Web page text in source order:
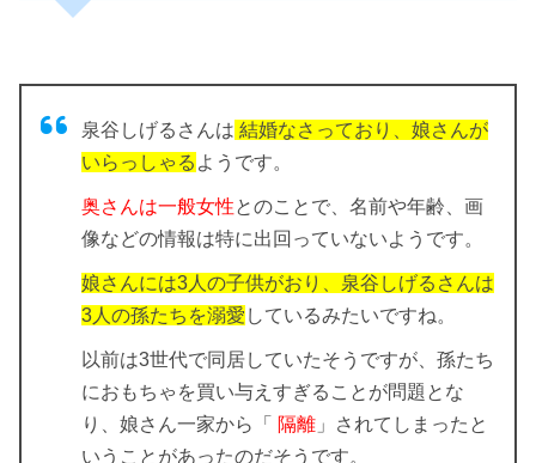
泉谷しげるさんは 結婚なさっており、娘さんが
いらっしゃる ようです。
奥さんは一般女性とのことで、名前や年齢、画
像などの情報は特に出回っていないようです。
娘さんには3人の子供がおり、泉谷しげるさんは
3人の孫たちを溺愛 しているみたいですね。
以前は3世代で同居していたそうですが、孫たち
におもちゃを買い与えすぎることが問題とな
り、娘さん一家から「
隔離 」されてしまったと
いうことがあったのだそうです。